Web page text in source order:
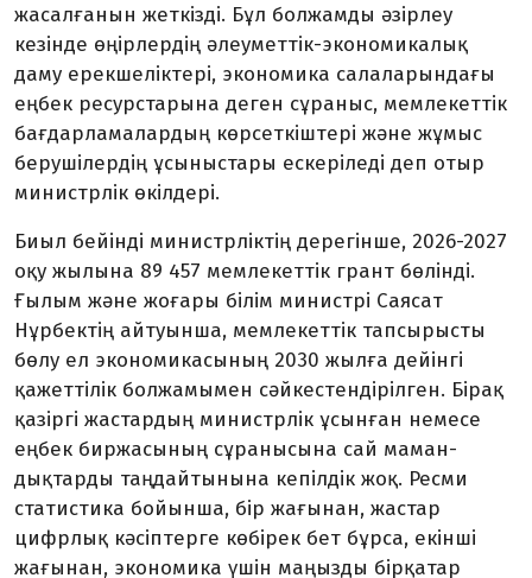
жасалғанын жеткізді. Бұл болжамды әзірлеу
кезінде өңір­лердің әлеуметтік-экономикалық
даму ерекшеліктері, экономика салаларындағы
еңбек ресурстарына деген сұраныс, мемлекеттік
бағдарламалардың көрсеткіштері және жұмыс
берушілердің ұсыныстары ескеріледі деп отыр
министрлік өкілдері.
Биыл бейінді министрліктің дерегінше, 2026-2027
оқу жылына 89 457 мемлекеттік грант бөлінді.
Ғылым және жоғары білім министрі Саясат
Нұрбектің айтуынша, мемлекеттік тапсырысты
бөлу ел экономикасының 2030 жылға дейінгі
қажеттілік болжамымен сәйкестендірілген. Бірақ
қазіргі жастардың министрлік ұсынған немесе
еңбек биржа­сының сұранысына сай маман­
дықтарды таңдайтынына кепілдік жоқ. Ресми
статистика бойынша, бір жағынан, жастар
цифрлық кәсіптерге көбірек бет бұрса, екінші
жағынан, экономика үшін маңызды бірқатар